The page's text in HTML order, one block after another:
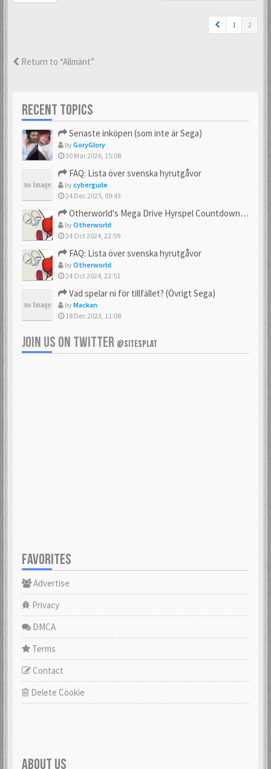
1 2
Return to “Allmänt”
RECENT TOPICS
Senaste inköpen (som inte är Sega)
byGoryGlory
30 Mar 2026, 15:08
FAQ: Lista över svenska hyrutgåvor
bycyberguile
24 Dec 2025, 09:43
Otherworld's Mega Drive Hyrspel Countdown Tråd!
byOtherworld
24 Oct 2024, 22:59
FAQ: Lista över svenska hyrutgåvor
byOtherworld
24 Oct 2024, 22:51
Vad spelar ni för tillfället? (Övrigt Sega)
byMackan
18 Dec 2023, 11:08
JOIN US ON TWITTER @SITESPLAT
FAVORITES
Advertise
Privacy
DMCA
Terms
Contact
Delete Cookie
ABOUT US